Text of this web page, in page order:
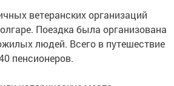
ветеранских организаций
Поездка была организована
людей. Всего в путешествие
пенсионеров.